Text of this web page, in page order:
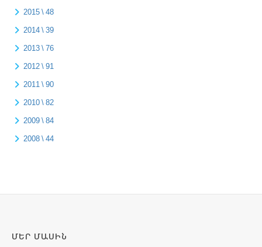
2015 \ 48
2014 \ 39
2013 \ 76
2012 \ 91
2011 \ 90
2010 \ 82
2009 \ 84
2008 \ 44
ՄԵՐ ՄԱՍԻՆ